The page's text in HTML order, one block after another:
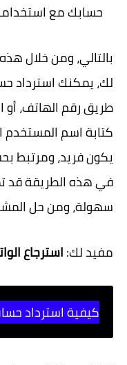
حسابك مع
بالتالي، ومن خلال
لك، يمكنك استرداد
طريق رقم الهاتف، أو
كتابة اسم
يكون فريد، ومرتبط
في هذه الطريقة قد
سهولة، ومن حل
مفيد لك:استرجاع
كيفية استرداد